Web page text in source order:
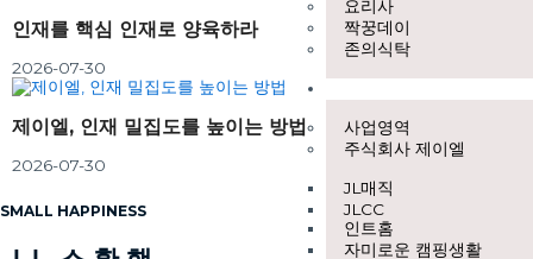
요리사
짝꿍데이
존의식탁
사업영역
주식회사 제이엘
JL매직
JLCC
인트홈
자미로운 캠핑생활
인재를 핵심 인재로 양육하라
2026-07-30
제이엘, 인재 밀집도를 높이는 방법
2026-07-30
SMALL HAPPINESS